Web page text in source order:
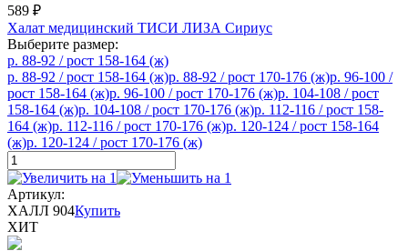
589 ₽
Халат медицинский ТИСИ ЛИЗА Сириус
Выберите размер:
р. 88-92 / рост 158-164 (ж)
р. 88-92 / рост 158-164 (ж)р. 88-92 / рост 170-176 (ж)р. 96-100 /
рост 158-164 (ж)р. 96-100 / рост 170-176 (ж)р. 104-108 / рост
158-164 (ж)р. 104-108 / рост 170-176 (ж)р. 112-116 / рост 158-
164 (ж)р. 112-116 / рост 170-176 (ж)р. 120-124 / рост 158-164
(ж)р. 120-124 / рост 170-176 (ж)
Артикул:
ХАЛЛ 904Купить
ХИТ